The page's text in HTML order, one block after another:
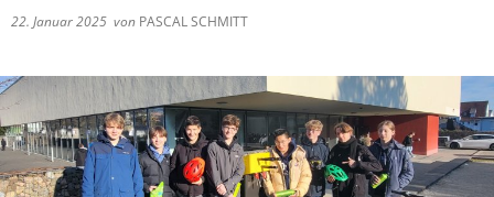
22. Januar 2025 von PASCAL SCHMITT